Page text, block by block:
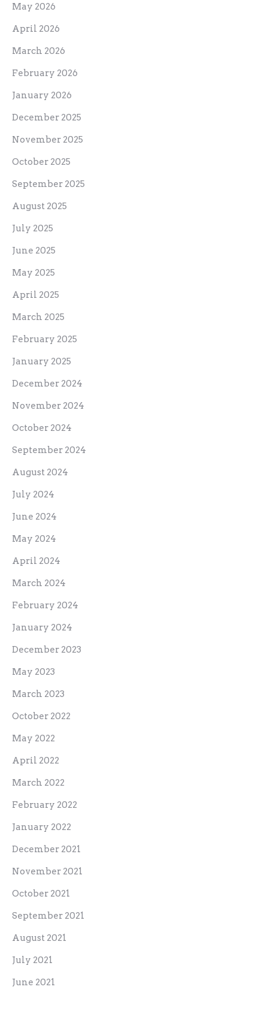
May 2026
April 2026
March 2026
February 2026
January 2026
December 2025
November 2025
October 2025
September 2025
August 2025
July 2025
June 2025
May 2025
April 2025
March 2025
February 2025
January 2025
December 2024
November 2024
October 2024
September 2024
August 2024
July 2024
June 2024
May 2024
April 2024
March 2024
February 2024
January 2024
December 2023
May 2023
March 2023
October 2022
May 2022
April 2022
March 2022
February 2022
January 2022
December 2021
November 2021
October 2021
September 2021
August 2021
July 2021
June 2021